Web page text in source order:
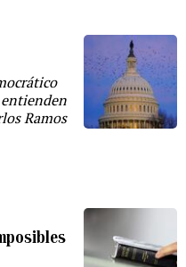
Ramos